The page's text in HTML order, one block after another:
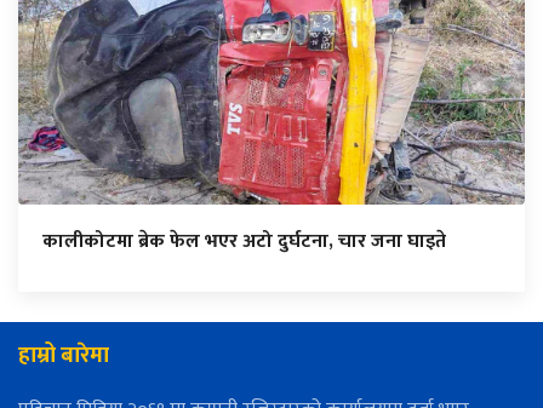
कालीकोटमा ब्रेक फेल भएर अटो दुर्घटना, चार जना घाइते
हाम्रो बारेमा